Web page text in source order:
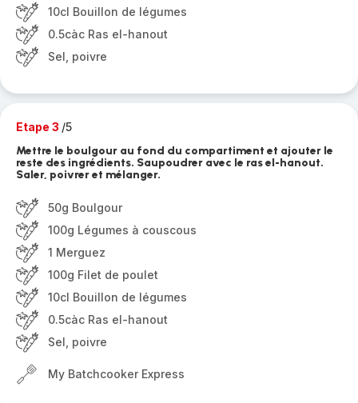
10cl Bouillon de légumes
0.5càc Ras el-hanout
Sel, poivre
Etape 3 /5
Mettre le boulgour au fond du compartiment et ajouter le
reste des ingrédients. Saupoudrer avec le ras el-hanout.
Saler, poivrer et mélanger.
50g Boulgour
100g Légumes à couscous
1 Merguez
100g Filet de poulet
10cl Bouillon de légumes
0.5càc Ras el-hanout
Sel, poivre
My Batchcooker Express